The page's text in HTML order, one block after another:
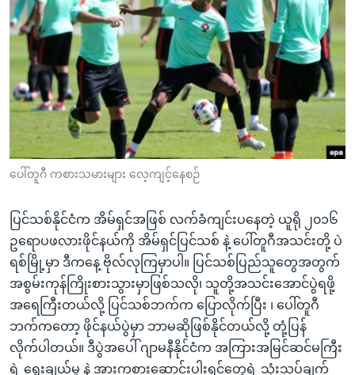
ကျော်
ကြည့်
ပင်မ
အ
ညွန်း
စာမျက်နှာ
သို့
ရန်
ရှာဖွေ
ရန်
နေရာ
သို့
ကျော်
ရန်
အမေရိကန်သုံးအီဒီယံ
မကြေးမုံရဲ့ အင်္ဂလိပ်စာ
ရုပ်ရှင်ထဲက အင်္ဂလိပ်စာ
သုတပဒေသာ အင်္ဂလိပ်စာ
အပတ်စဉ်ကဏ္ဍများ
ရေဒီယို
တီဗွီ
ရေဒီယိုနှင့်ရုပ်သံ အချက်အလက်များ
ရေဒီယို/တီဗွီအစီအစဉ်
Learning English
ဗွီအိုအေ လူမှုကွန်ယက်များ
ဘာသာစကားများ
ပေါ်တူဂီ ကစားသမားများ လေ့ကျင့်နေစဉ်
ပြင်သစ်နိုင်ငံက အိမ်ရှင်အဖြစ် လက်ခံကျင်းပနေတဲ့ ယူရို ၂၀၁၆
ဥရောပဖလားဖိုင်နယ်ကို အိမ်ရှင်ပြင်သစ် နဲ့ ပေါ်တူဂီအသင်းတို့ ပဲ
ရစ်မြို့မှာ ဒီကနေ့ ဗိုလ်လုကြမှာပါ။ ပြင်သစ်ပြည်သူတွေအတွက်
အစွမ်းကုန်ကြိုးစားသွားမှာဖြစ်သလို၊ သူတို့အသင်းအောင်ပွဲရဖို့
အရေကြီးတယ်လို့ ပြင်သစ်ဘက်က ပြောလိုက်ပြီး ၊ ပေါ်တူဂီ
ဘက်ကတော့ ဖိုင်နယ်ပွဲမှာ ဘာမဆိုဖြစ်နိုင်တယ်လို့ တုံ့ပြန်
လိုက်ပါတယ်။ ဒီပွဲအပေါ် ဂျာမနီနိုင်ငံက အကြားအမြင်ဆင်မကြီး
ရဲ့ ရွေးချယ်မှု နဲ့ အားကစားဆောင်းပါးရှင်တွေရဲ့ သုံးသပ်ချက်